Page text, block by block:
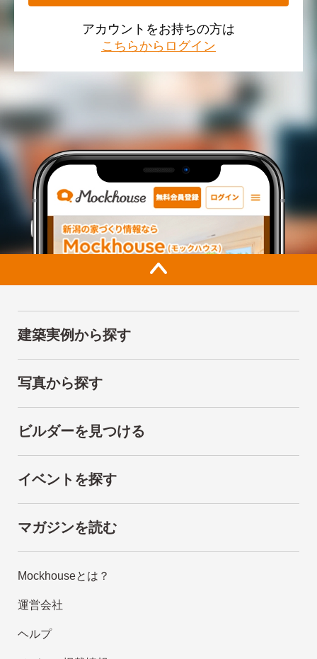
アカウントをお持ちの方は
こちらからログイン
建築実例から探す
写真から探す
ビルダーを見つける
イベントを探す
マガジンを読む
Mockhouseとは？
運営会社
ヘルプ